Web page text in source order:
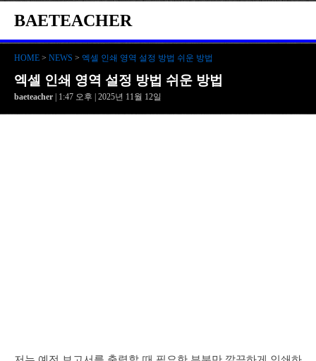
BAETEACHER
HOME > NEWS > 엑셀 인쇄 영역 설정 방법 쉬운 방법
엑셀 인쇄 영역 설정 방법 쉬운 방법
baeteacher | 1:47 오후 | 2025년 11월 12일